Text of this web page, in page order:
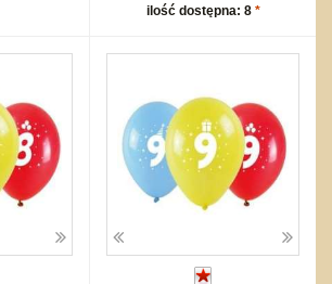
ilość dostępna: 8 *